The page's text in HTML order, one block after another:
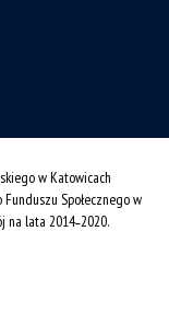
w Katowicach
Społecznego w
na lata 2014˗2020.